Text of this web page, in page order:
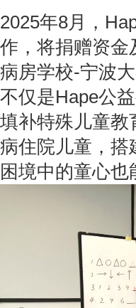
2025年8月，
作，将捐赠资金
病房学校-宁波
不仅是Hape公
填补特殊儿童教
病住院儿童，搭
困境中的童心也